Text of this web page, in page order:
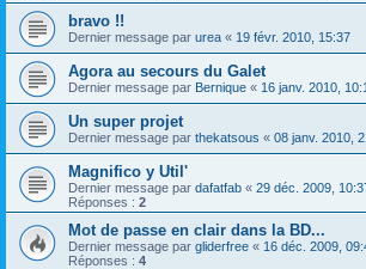
bravo !!
Dernier message par urea « 19 févr. 2010, 15:37
Agora au secours du Galet
Dernier message par Bernique « 16 janv. 2010,
Un super projet
Dernier message par thekatsous « 08 janv. 2010,
Magnifico y Util'
Dernier message par dafatfab « 29 déc. 2009,
Réponses : 2
Mot de passe en clair dans la BD...
Dernier message par gliderfree « 16 déc. 2009,
Réponses : 4